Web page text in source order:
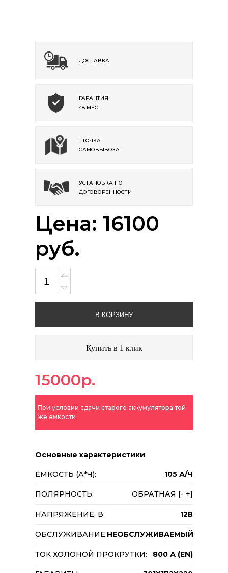
ДОСТАВКА
ГАРАНТИЯ
48 МЕС.
1 ТОЧКА
САМОВЫВОЗА
УСТАНОВКА ПО
ДОГОВОРЁННОСТИ
Цена: 16100
руб.
В КОРЗИНУ
Купить в 1 клик
15000р.
При условии сдачи старого аккумулятора той
же емкости
Основные характеристики
ЕМКОСТЬ (А*Ч): 105 А/Ч
ПОЛЯРНОСТЬ: ОБРАТНАЯ [- +]
НАПРЯЖЕНИЕ, В: 12В
ОБСЛУЖИВАНИЕ:НЕОБСЛУЖИВАЕМЫЙ
ТОК ХОЛОНОЙ ПРОКРУТКИ: 800 А (EN)